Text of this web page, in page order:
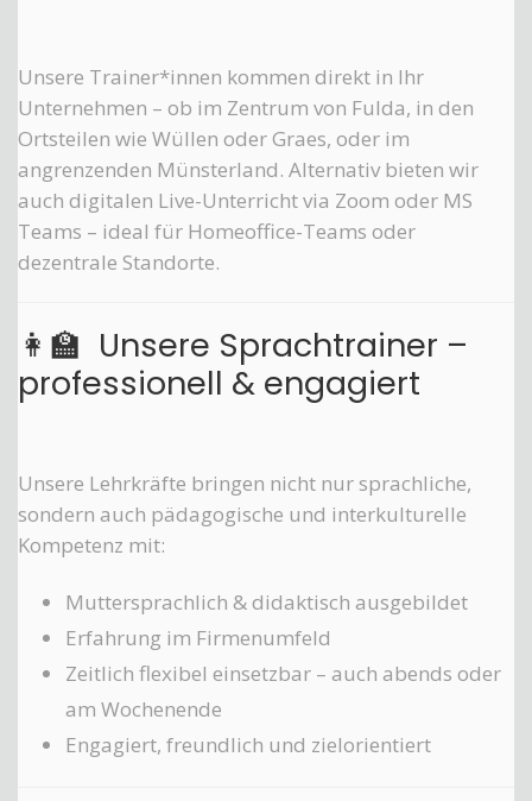
Unsere Trainer*innen kommen direkt in Ihr
Unternehmen – ob im Zentrum von Fulda, in den
Ortsteilen wie Wüllen oder Graes, oder im
angrenzenden Münsterland. Alternativ bieten wir
auch digitalen Live-Unterricht via Zoom oder MS
Teams – ideal für Homeoffice-Teams oder
dezentrale Standorte.
👩‍🏫 Unsere Sprachtrainer –
professionell & engagiert
Unsere Lehrkräfte bringen nicht nur sprachliche,
sondern auch pädagogische und interkulturelle
Kompetenz mit:
Muttersprachlich & didaktisch ausgebildet
Erfahrung im Firmenumfeld
Zeitlich flexibel einsetzbar – auch abends oder
am Wochenende
Engagiert, freundlich und zielorientiert